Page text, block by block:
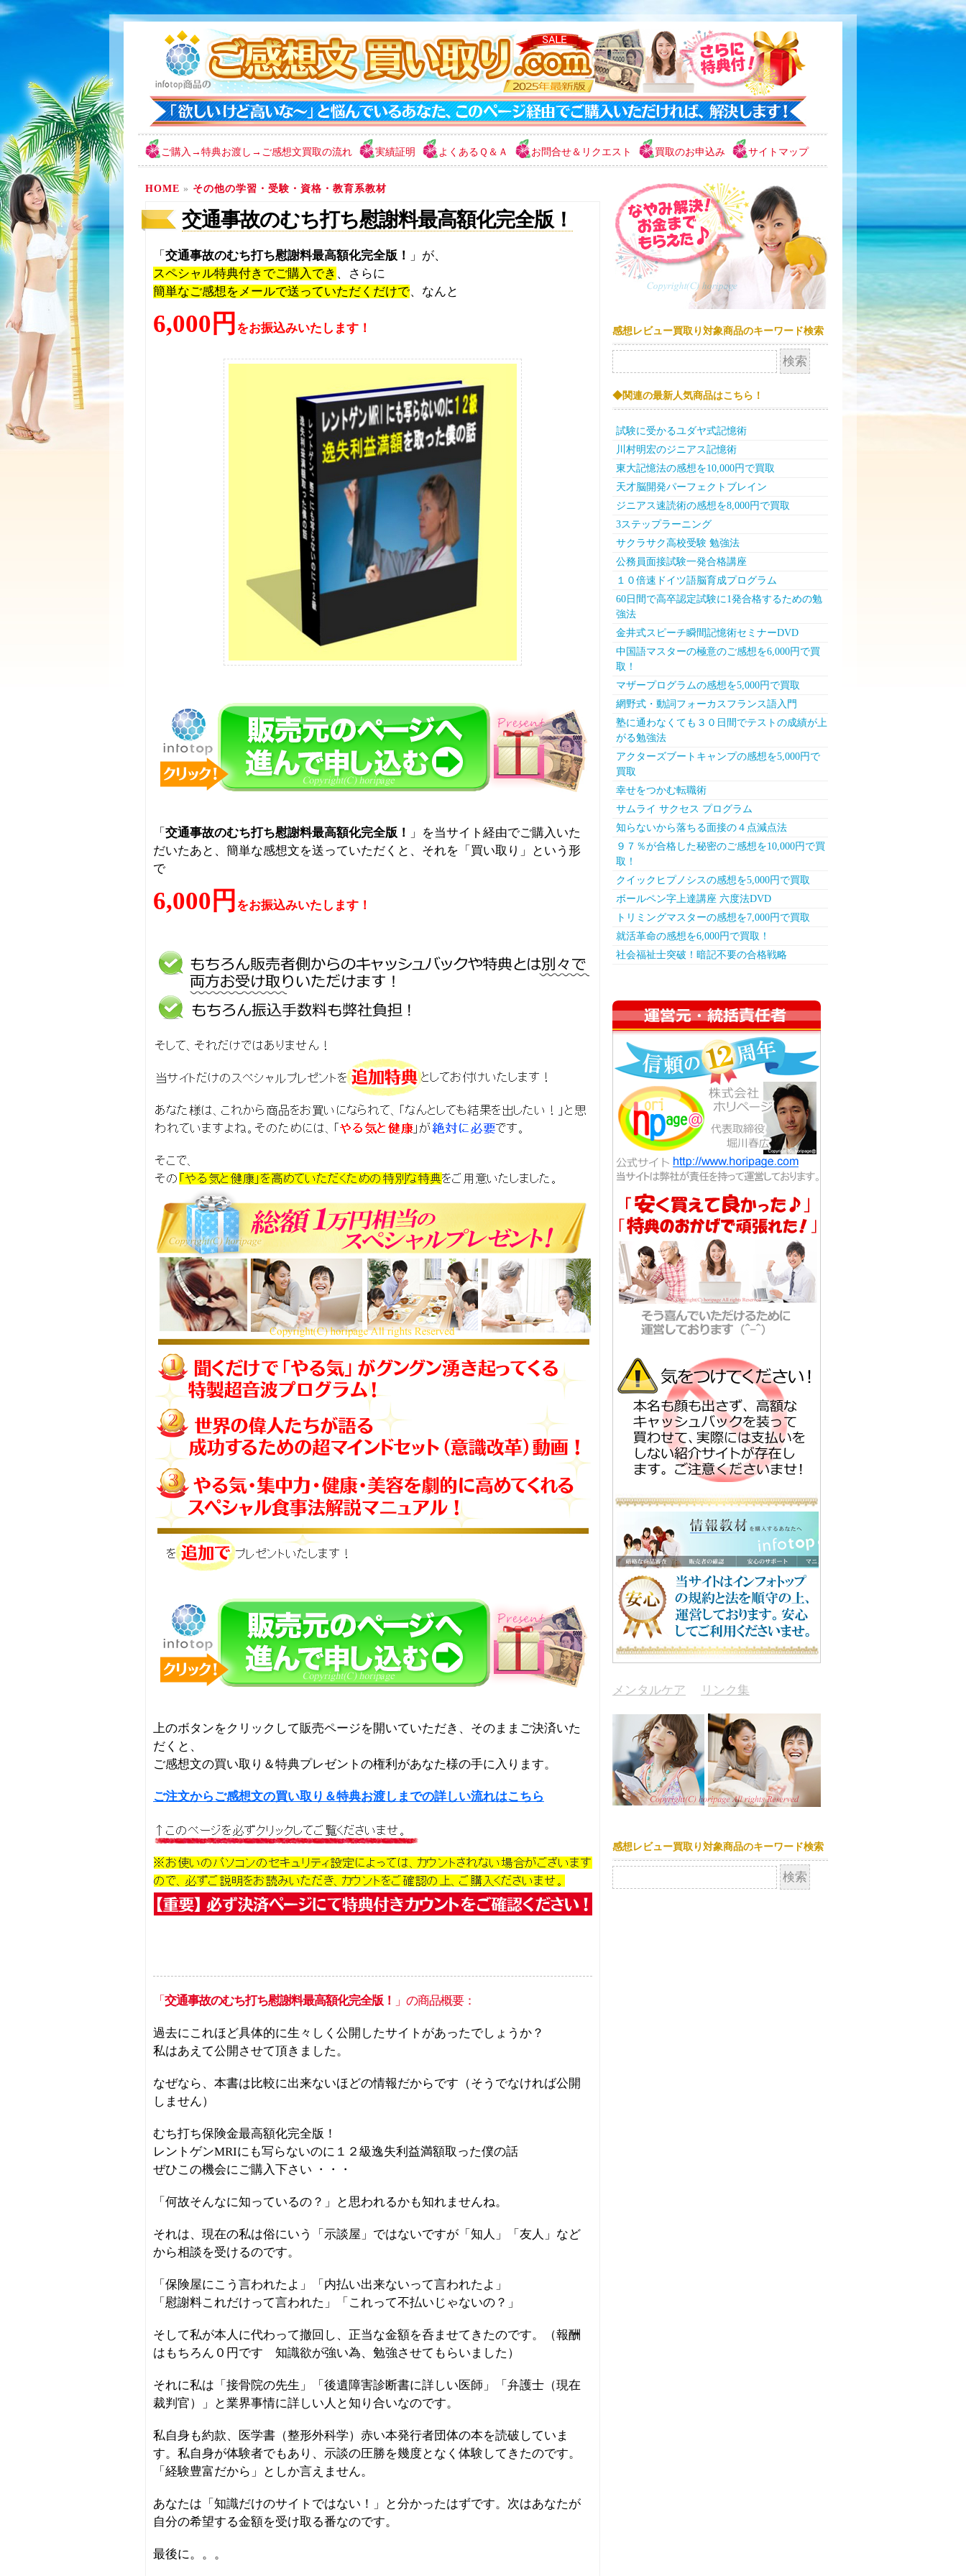
ご購入→特典お渡し→ご感想文買取の流れ 実績証明 よくあるＱ＆Ａ お問合せ＆リクエスト 買取のお申込み サイトマップ
HOME » その他の学習・受験・資格・教育系教材
交通事故のむち打ち慰謝料最高額化完全版！
「 交通事故のむち打ち慰謝料最高額化完全版！
」が、
スペシャル特典付きでご購入でき 、さらに
簡単なご感想をメールで送っていただくだけで、なんと
6,000円 をお振込みいたします！
「 交通事故のむち打ち慰謝料最高額化完全版！
」を当サイト経由でご購入いた
だいたあと、簡単な感想文を送っていただくと、それを「買い取り」という形
で
6,000円 をお振込みいたします！
上のボタンをクリックして販売ページを開いていただき、そのままご決済いた
だくと、
ご感想文の買い取り＆特典プレゼントの権利があなた様の手に入ります。
ご注文からご感想文の買い取り＆特典お渡しまでの詳しい流れはこちら
「 交通事故のむち打ち慰謝料最高額化完全版！ 」の商品概要：
過去にこれほど具体的に生々しく公開したサイトがあったでしょうか？
私はあえて公開させて頂きました。
なぜなら、本書は比較に出来ないほどの情報だからです（そうでなければ公開
しません）
むち打ち保険金最高額化完全版！
レントゲンMRIにも写らないのに１２級逸失利益満額取った僕の話
ぜひこの機会にご購入下さい ・・・
「何故そんなに知っているの？」と思われるかも知れませんね。
それは、現在の私は俗にいう「示談屋」ではないですが「知人」「友人」など
から相談を受けるのです。
「保険屋にこう言われたよ」「内払い出来ないって言われたよ」
「慰謝料これだけって言われた」「これって不払いじゃないの？」
そして私が本人に代わって撤回し、正当な金額を呑ませてきたのです。（報酬
はもちろん０円です 知識欲が強い為、勉強させてもらいました）
それに私は「接骨院の先生」「後遺障害診断書に詳しい医師」「弁護士（現在
裁判官）」と業界事情に詳しい人と知り合いなのです。
私自身も約款、医学書（整形外科学）赤い本発行者団体の本を読破していま
す。私自身が体験者でもあり、示談の圧勝を幾度となく体験してきたのです。
「経験豊富だから」としか言えません。
あなたは「知識だけのサイトではない！」と分かったはずです。次はあなたが
自分の希望する金額を受け取る番なのです。
最後に。。。
感想レビュー買取り対象商品のキーワード検索
検索:
◆関連の最新人気商品はこちら！
試験に受かるユダヤ式記憶術
川村明宏のジニアス記憶術
東大記憶法の感想を10,000円で買取
天才脳開発パーフェクトブレイン
ジニアス速読術の感想を8,000円で買取
3ステップラーニング
サクラサク高校受験 勉強法
公務員面接試験一発合格講座
１０倍速ドイツ語脳育成プログラム
60日間で高卒認定試験に1発合格するための勉
強法
金井式スピーチ瞬間記憶術セミナーDVD
中国語マスターの極意のご感想を6,000円で買
取！
マザープログラムの感想を5,000円で買取
網野式・動詞フォーカスフランス語入門
塾に通わなくても３０日間でテストの成績が上
がる勉強法
アクターズブートキャンプの感想を5,000円で
買取
幸せをつかむ転職術
サムライ サクセス プログラム
知らないから落ちる面接の４点減点法
９７％が合格した秘密のご感想を10,000円で買
取！
クイックヒプノシスの感想を5,000円で買取
ボールペン字上達講座 六度法DVD
トリミングマスターの感想を7,000円で買取
就活革命の感想を6,000円で買取！
社会福祉士突破！暗記不要の合格戦略
メンタルケア リンク集
感想レビュー買取り対象商品のキーワード検索
検索: